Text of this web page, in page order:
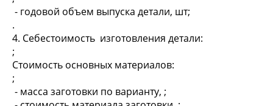
- годовой объем выпуска детали, шт;
.
4. Себестоимость изготовления детали:
;
Стоимость основных материалов:
;
- масса заготовки по варианту, ;